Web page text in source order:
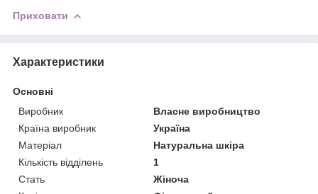
Приховати
Характеристики
Основні
Виробник
Власне виробництво
Країна виробник
Україна
Матеріал
Натуральна шкіра
Кількість відділень
1
Стать
Жіноча